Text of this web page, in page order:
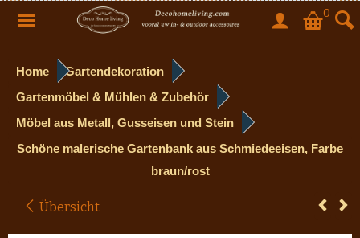
0
Home
Gartendekoration
Gartenmöbel & Mühlen & Zubehör
Möbel aus Metall, Gusseisen und Stein
Schöne malerische Gartenbank aus Schmiedeeisen, Farbe
braun/rost
Übersicht